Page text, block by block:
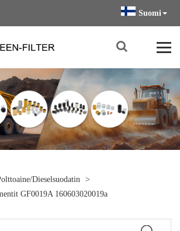
Suomi
dieselsuodatin >
GF0019A 160603020019a